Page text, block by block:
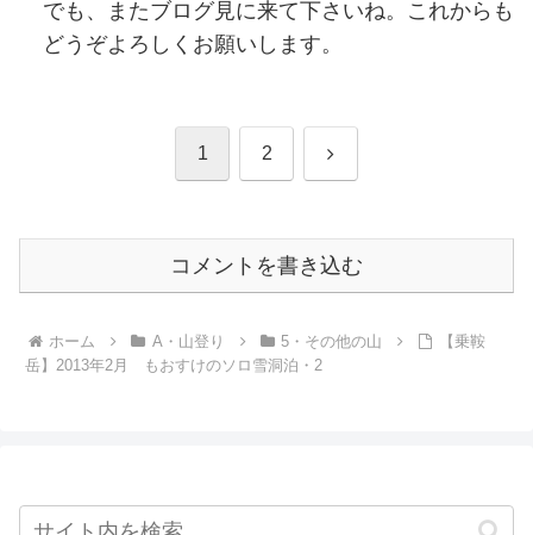
でも、またブログ見に来て下さいね。これからも
どうぞよろしくお願いします。
1 2 次
コメントを書き込む
ホーム A・山登り 5・その他の山
【乗鞍
岳】2013年2月 もおすけのソロ雪洞泊・2